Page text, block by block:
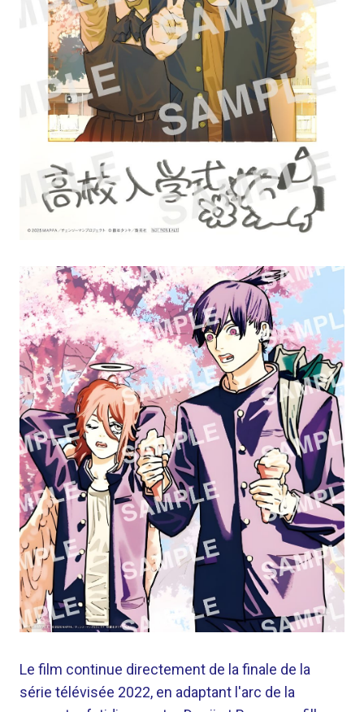
Le film continue directement de la finale de la
série télévisée 2022, en adaptant l'arc de la